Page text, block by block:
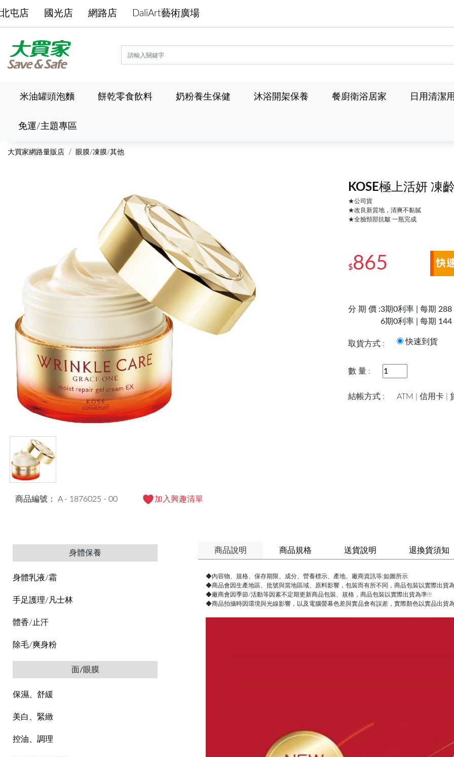
北屯店 國光店 網路店 DaliArt藝術廣場
米油罐頭泡麵 餅乾零食飲料 奶粉養生保健 沐浴開架保養 餐廚衛浴居家 日用清潔
免運/主題專區
大買家網路量販店 眼膜/凍膜/其他
商品編號： A - 1876025 - 00 加入興趣清單
KOSE極上活妍 凍
★公司貨
★改良新質地，清爽不黏膩
★全臉頸部抗皺 一瓶完成
$865
分 期 價 :3期0利率 | 每期 288
6期0利率 | 每期 144
取貨方式 : 快速到貨
數 量 :
結帳方式 : ATM | 信用卡 |
身體保養
身體乳液/霜
手足護理/凡士林
體香/止汗
除毛/爽身粉
面/眼膜
保濕、舒緩
美白、緊緻
控油、調理
商品說明 商品規格 送貨說明 退換貨須知
◆內容物、規格、保存期限、成分、營養標示、產地、廠商資訊等:如圖所示
◆商品會因生產地區、批號與當地區域、原料影響，包裝而有所不同，商品包裝以實際出貨
◆廠商會因季節/活動等因素不定期更新商品包裝、規格，商品包裝以實際出貨為準!!!
◆商品拍攝時因環境與光線影響，以及電腦螢幕色差與實品會有誤差，實際顏色以實品出貨為